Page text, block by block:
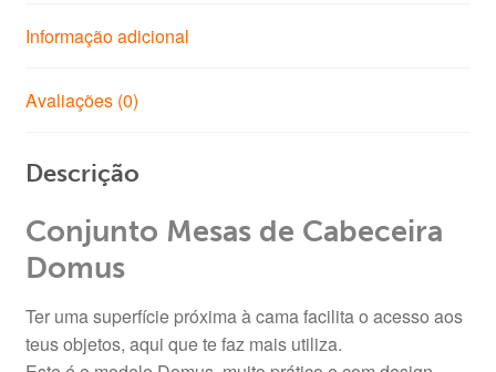
Informação adicional
Avaliações (0)
Descrição
Conjunto Mesas de Cabeceira
Domus
Ter uma superfície próxima à cama facilita o acesso aos
teus objetos, aqui que te faz mais utiliza.